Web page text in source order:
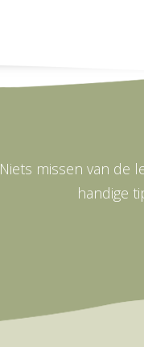
Niets missen van de
handige